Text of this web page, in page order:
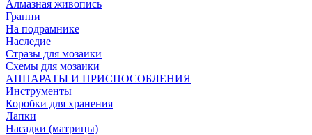
Алмазная живопись
Гранни
На подрамнике
Наследие
Стразы для мозаики
Схемы для мозаики
АППАРАТЫ И ПРИСПОСОБЛЕНИЯ
Инструменты
Коробки для хранения
Лапки
Насадки (матрицы)